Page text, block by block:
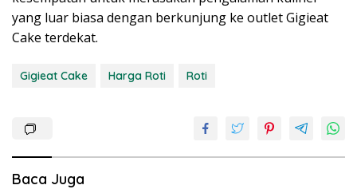
yang luar biasa dengan berkunjung ke outlet Gigieat
Cake terdekat.
Gigieat Cake Harga Roti Roti
Baca Juga